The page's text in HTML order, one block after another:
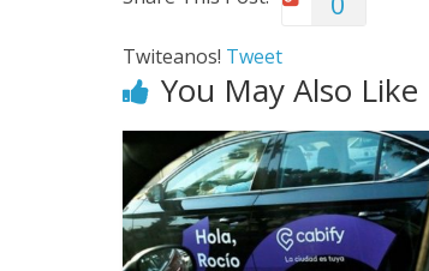
Twiteanos! Tweet
You May Also Like